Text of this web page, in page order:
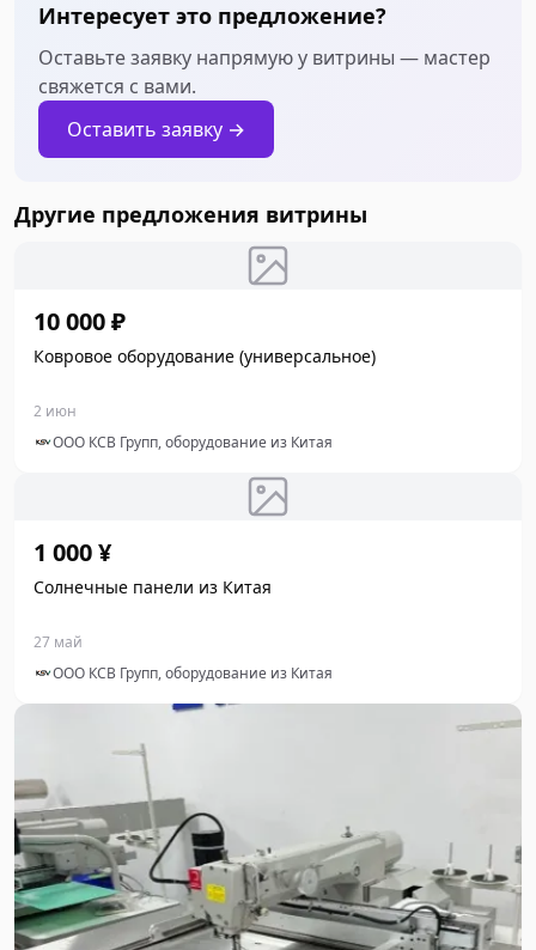
Интересует это предложение?
Оставьте заявку напрямую у витрины — мастер
свяжется с вами.
Оставить заявку →
Другие предложения витрины
10 000 ₽
Ковровое оборудование (универсальное)
2 июн
ООО КСВ Групп, оборудование из Китая
1 000 ¥
Солнечные панели из Китая
27 май
ООО КСВ Групп, оборудование из Китая